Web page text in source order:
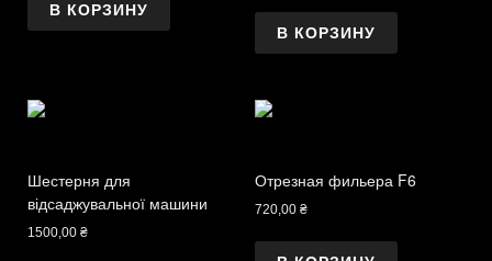
В КОРЗИНУ
720,00 ₴.
В КОРЗИНУ
Шестерня для
відсаджувальної машини
1500,00 ₴
Отрезная фильера F6
720,00 ₴